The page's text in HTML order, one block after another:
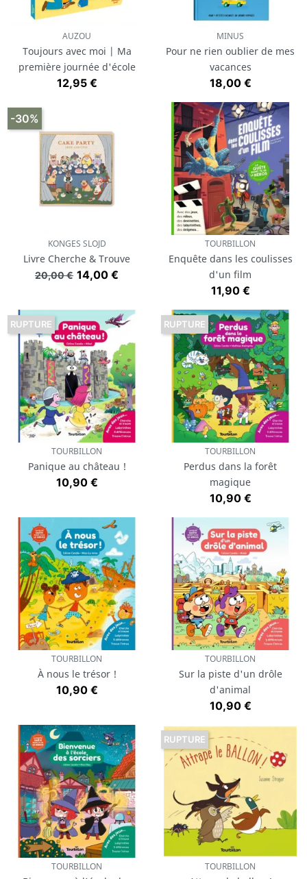
AUZOU
Toujours avec moi | Ma
première journée d'école
Prix
12,95 €
MINUS
Pour ne rien oublier de mes
vacances
Prix
18,00 €
KONGES SLOJD
Livre Cherche & Trouve
Prix de base
20,00 € Prix
14,00 €
-30%
TOURBILLON
Enquête dans les coulisses
d'un film
Prix
11,90 €
TOURBILLON
Panique au château !
Prix
10,90 €
RUPTURE
TOURBILLON
Perdus dans la forêt
magique
Prix
10,90 €
RUPTURE
TOURBILLON
À nous le trésor !
Prix
10,90 €
TOURBILLON
Sur la piste d'un drôle
d'animal
Prix
10,90 €
TOURBILLON TOURBILLON
RUPTURE